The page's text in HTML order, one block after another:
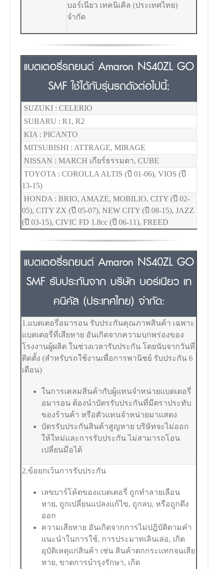
บอร์เนียว เทคนิเคิล (ประเทศไทย)
จำกัด
แบตเตอรี่รถยนต์ Amaron NS40ZL GO
SMF ใช้ได้กับรุ่นรถดังต่อไปนี้;
SUZUKI : CELERIO
SUBARU : R1, R2
KIA : PICANTO
MITSUBISHI : ATTRAGE, MIRAGE
NISSAN : MARCH เกียร์ธรรมดา, CUBE
TOYOTA : COROLLA ALTIS (ปี 01-06), VIOS (ปี
13-15)
HONDA : BRIO, AMAZE, MOBILIO, CITY (ปี 02-
05), CITY ZX (ปี 05-07), NEW CITY (ปี 08-15), JAZZ
(ปี 03-15), CIVIC FD 1.8cc (ปี 06-11), FREED
แบตเตอรี่รถยนต์ Amaron NS40ZL GO
SMF รับประกันจาก บริษัท บอร์เนียว เท
คนิคัล (ประเทศไทย) จำกัด:
1.แบตเตอรี่อมารอน รับประกันคุณภาพสินค้า เฉพาะ
แบตเตอรี่ที่เสียหาย อันเกิดจากความบกพร่องของ
โรงงานผู้ผลิต ในช่วงเวลารับประกัน โดยนับจากวันที่
ติดตั้ง (สำหรับรถใช้งานเพื่อการพานิชย์ รับประกัน 6
เดือน)
ในการเคลมสินค้ากับผู้แทนจำหน่ายแบตเตอรี่
อมารอน ต้องนำบัตรรับประกันที่มีตราประทับ
ของร้านค้า หรือตัวแทนจำหน่ายมาแสดง
บัตรรับประกันสินค้าสูญหาย บริษัทจะไม่ออก
ให้ใหม่และการรับประกัน ไม่สามารถโอน
เปลี่ยนมือได้
2.ข้อยกเว้นการรับประกัน
เลขบาร์โค้ดของแบตเตอรี่ ถูกทำลายเลือน
หาย, ถูกเปลี่ยนแปลงแก้ไข, ถูกลบ, หรือถูกดึง
ออก
ความเสียหาย อันเกิดจากการไม่ปฎิบัติตามคำ
แนะนำในการใช้, การประมาทเลินเล่อ, เกิด
อุบัติเหตุแก่สินค้า เช่น สินค้าตกกระแทกจนเสีย
หาย, ขาดการบำรุงรักษา, เกิด